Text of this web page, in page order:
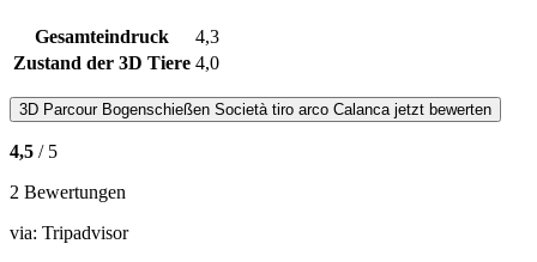
Gesamteindruck
4,3
Zustand der 3D Tiere 4,0
3D Parcour Bogenschießen Società tiro arco Calancajetzt bewerten
4,5 / 5
2 Bewertungen
via: Tripadvisor